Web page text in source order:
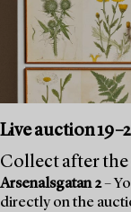
Live auction
Collect after
Arsenalsgatan 2–
directly on the